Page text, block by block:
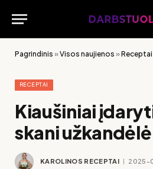
Pagrindinis »Visos naujienos »Receptai
RECEPTAI
Kiaušiniai
skani
KAROLINOS RECEPTAI 2025-